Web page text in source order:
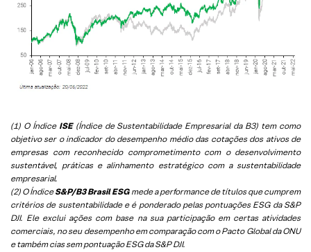
(1) O Índice ISE(Índice de Sustentabilidade Empresarial da B3) tem como
objetivo ser o indicador do desempenho médio das cotações dos ativos de
empresas com reconhecido comprometimento com o desenvolvimento
sustentável, práticas e alinhamento estratégico com a sustentabilidade
empresarial.
(2) O ÍndiceS&P/B3 Brasil ESGmede a performance de títulos que cumprem
critérios de sustentabilidade e é ponderado pelas pontuações ESG da S&P
DJI. Ele exclui ações com base na sua participação em certas atividades
comerciais, no seu desempenho em comparação com o Pacto Global da ONU
e também cias sem pontuação ESG da S&P DJI.